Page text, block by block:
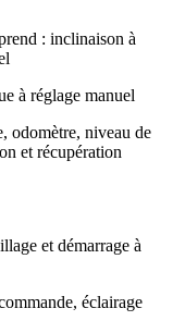
: inclinaison à
à réglage manuel
odomètre, niveau de
et récupération
et démarrage à
éclairage